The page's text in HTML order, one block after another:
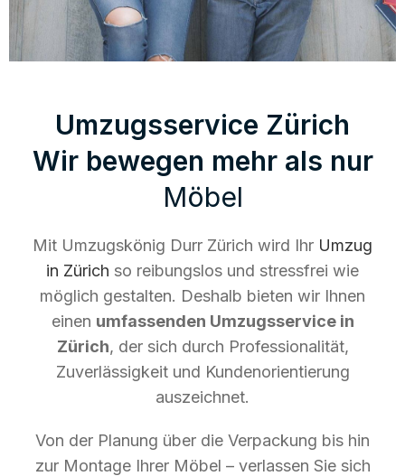
Umzugsservice Zürich
Wir bewegen mehr als nur
Möbel
Mit Umzugskönig Durr Zürich wird Ihr Umzug
in Zürich so reibungslos und stressfrei wie
möglich gestalten. Deshalb bieten wir Ihnen
einen umfassenden Umzugsservice in
Zürich, der sich durch Professionalität,
Zuverlässigkeit und Kundenorientierung
auszeichnet.
Von der Planung über die Verpackung bis hin
zur Montage Ihrer Möbel – verlassen Sie sich